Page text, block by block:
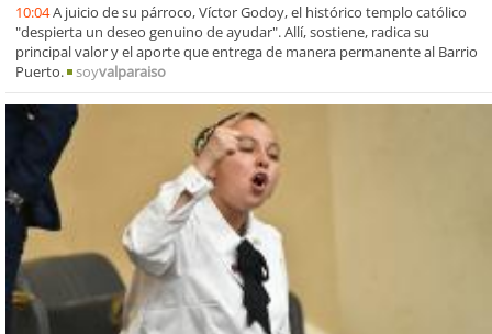
10:04A juicio de su párroco, Víctor Godoy, el histórico templo católico
"despierta un deseo genuino de ayudar". Allí, sostiene, radica su
principal valor y el aporte que entrega de manera permanente al Barrio
Puerto.
soyvalparaiso